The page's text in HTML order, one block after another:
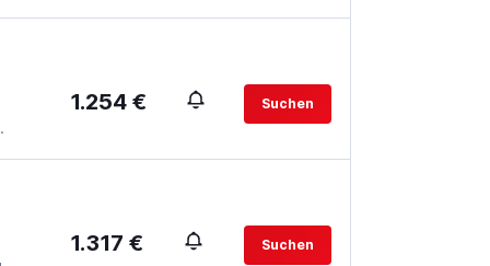
1.254 € Suchen
1.317 € Suchen